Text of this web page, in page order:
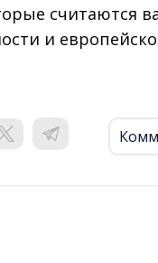
считаются
и